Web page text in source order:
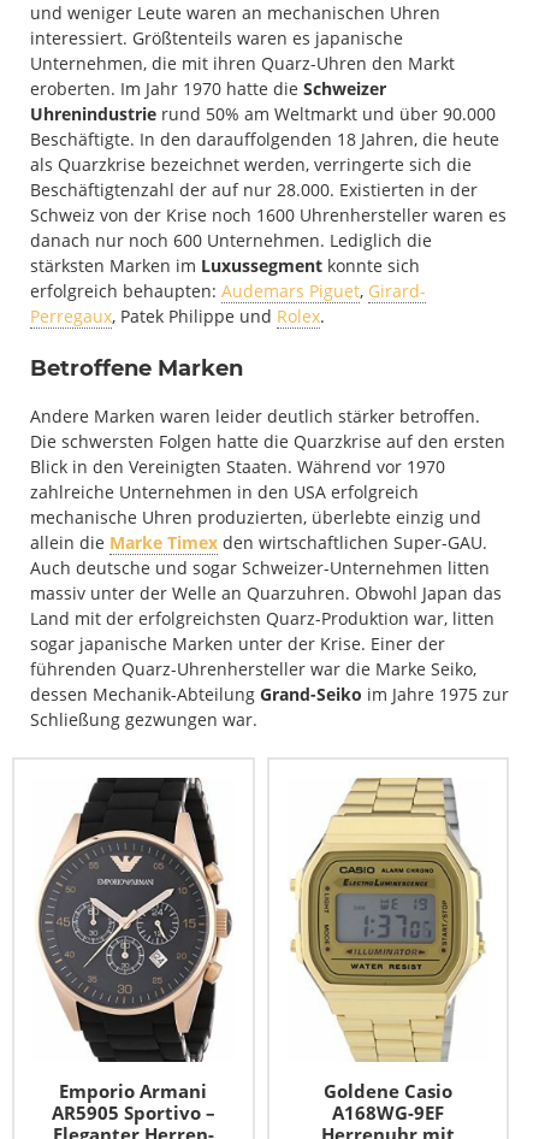
und weniger Leute waren an mechanischen Uhren
interessiert. Größtenteils waren es japanische
Unternehmen, die mit ihren Quarz-Uhren den Markt
eroberten. Im Jahr 1970 hatte die Schweizer
Uhrenindustrie rund 50% am Weltmarkt und über 90.000
Beschäftigte. In den darauffolgenden 18 Jahren, die heute
als Quarzkrise bezeichnet werden, verringerte sich die
Beschäftigtenzahl der auf nur 28.000. Existierten in der
Schweiz von der Krise noch 1600 Uhrenhersteller waren es
danach nur noch 600 Unternehmen. Lediglich die
stärksten Marken im Luxussegment konnte sich
erfolgreich behaupten: Audemars Piguet, Girard-
Perregaux, Patek Philippe und Rolex.
Betroffene Marken
Andere Marken waren leider deutlich stärker betroffen.
Die schwersten Folgen hatte die Quarzkrise auf den ersten
Blick in den Vereinigten Staaten. Während vor 1970
zahlreiche Unternehmen in den USA erfolgreich
mechanische Uhren produzierten, überlebte einzig und
allein die Marke Timex den wirtschaftlichen Super-GAU.
Auch deutsche und sogar Schweizer-Unternehmen litten
massiv unter der Welle an Quarzuhren. Obwohl Japan das
Land mit der erfolgreichsten Quarz-Produktion war, litten
sogar japanische Marken unter der Krise. Einer der
führenden Quarz-Uhrenhersteller war die Marke Seiko,
dessen Mechanik-Abteilung Grand-Seiko im Jahre 1975 zur
Schließung gezwungen war.
Emporio Armani
AR5905 Sportivo –
Goldene Casio
A168WG-9EF